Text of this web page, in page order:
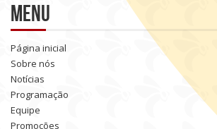
Menu
Página inicial
Sobre nós
Notícias
Programação
Equipe
Promoções